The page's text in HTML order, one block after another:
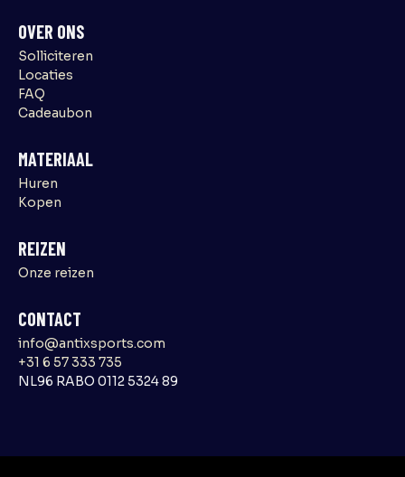
OVER ONS
Solliciteren
Locaties
FAQ
Cadeaubon
MATERIAAL
Huren
Kopen
REIZEN
Onze reizen
CONTACT
info@antixsports.com
+31 6 57 333 735
NL96 RABO 0112 5324 89